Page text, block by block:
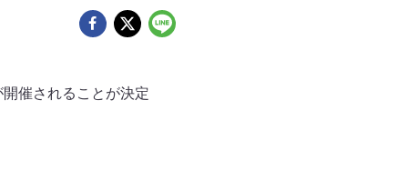
催されることが決定